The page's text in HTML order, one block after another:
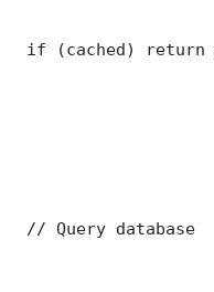
if (cached) return
// Query database